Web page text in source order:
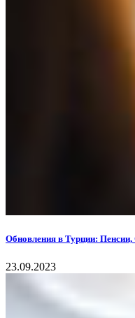
Обновления в Турции:
23.09.2023